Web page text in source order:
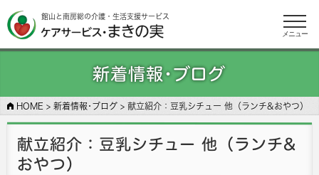
館山と南房総の介護・生活支援サービス
メニュー
新着情報･ブログ
HOME > 新着情報･ブログ > 献立紹介：豆乳シチュー 他（ランチ&おやつ）
献立紹介：豆乳シチュー 他（ランチ&
おやつ）